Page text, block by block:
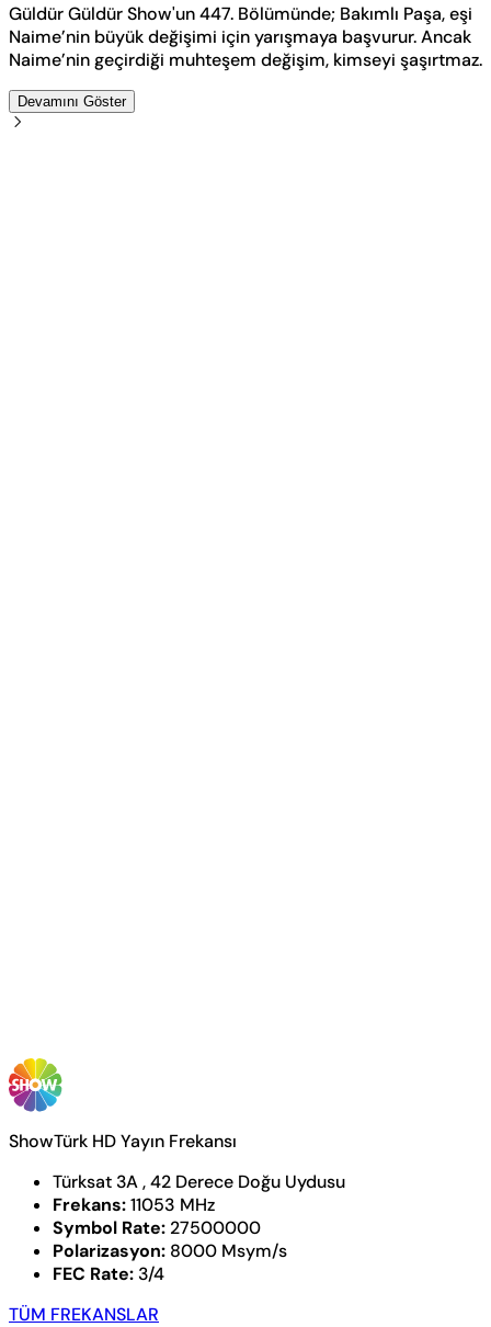
Güldür Güldür Show'un 447. Bölümünde; Bakımlı Paşa, eşi
Naime’nin büyük değişimi için yarışmaya başvurur. Ancak
Naime’nin geçirdiği muhteşem değişim, kimseyi şaşırtmaz.
Devamını Göster
ShowTürk HD Yayın Frekansı
Türksat 3A , 42 Derece Doğu Uydusu
Frekans:11053 MHz
Symbol Rate: 27500000
Polarizasyon: 8000 Msym/s
FEC Rate: 3/4
TÜM FREKANSLAR